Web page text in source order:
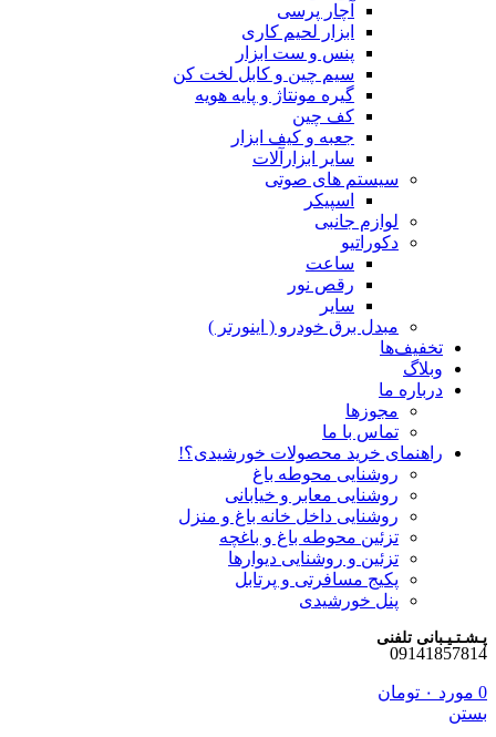
آچار پرسی
ابزار لحیم کاری
پنس و ست ابزار
سیم چین و کابل لخت کن
گیره مونتاژ و پایه هویه
کف چین
جعبه و کیف ابزار
سایر ابزارآلات
سیستم های صوتی
اسپیکر
لوازم جانبی
دکوراتیو
ساعت
رقص نور
سایر
مبدل برق خودرو ( اینورتر )
تخفیف‌ها
وبلاگ
درباره ما
مجوزها
تماس با ما
راهنمای خرید محصولات خورشیدی؟!
روشنایی محوطه باغ
روشنایی معابر و خیابانی
روشنایی داخل خانه باغ و منزل
تزئین محوطه باغ و باغچه
تزئین و روشنایی دیوارها
پکیج مسافرتی و پرتابل
پنل خورشیدی
پـشـتـیـبانی تلفنی
09141857814
0 مورد ۰ تومان
بستن